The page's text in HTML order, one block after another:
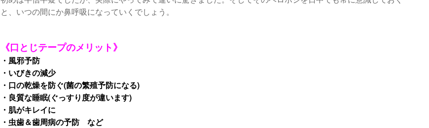
と、いつの間にか鼻呼吸になっていくでしょう。
《口とじテープのメリット》
・風邪予防
・いびきの減少
・口の乾燥を防ぐ(菌の繁殖予防になる)
・良質な睡眠(ぐっすり度が違います)
・肌がキレイに
・虫歯＆歯周病の予防 など